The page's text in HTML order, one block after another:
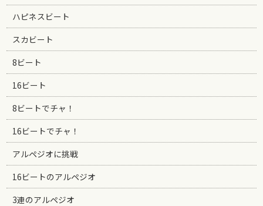
ハピネスビート
スカビート
8ビート
16ビート
8ビートでチャ！
16ビートでチャ！
アルペジオに挑戦
16ビートのアルペジオ
3連のアルペジオ